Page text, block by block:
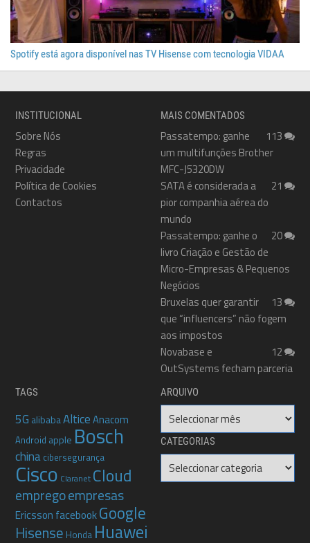
Spotify está agora disponível nas TV Hisense com tecnologia VIDAA
INSTITUCIONAL
Sobre Nós
Regras
Privacidade
Política de Cookies
Contactos
MAIS COMENTADOS
113
Passatempo: ganhe
um multifunções Brother
MFC-J5320DW
21
SATA é considerada a
pior companhia aérea do
mundo
20
Passatempo: ganhe o
livro Criação e Gestão de
Micro-Empresas & Pequenos
Negócios
13
Bruxelas quer garantir
que “influencers” não fogem
aos impostos
12
Novabase e
OutSystems fecham parceria
TAGS
5G alibabaAlticeAnacom
Android apple Bosch
china cibersegurança
Cisco Claranet Cloud
empregoempresas
Ericsson facebookGoogle
Hisense Honda Huawei
ARQUIVO
Arquivo
CATEGORIAS
Categorias